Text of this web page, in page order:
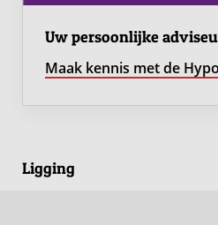
Uw persoonlijke
Maak kennis met de
Ligging